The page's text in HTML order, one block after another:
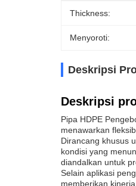
Thickness:
Menyoroti:
Deskripsi
Deskripsi
Pipa HDPE
menawarkan
Dirancang khusus
kondisi yang
diandalkan untuk
Selain aplikasi
memberikan